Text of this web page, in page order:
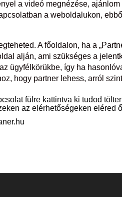
a videó megnézése,
a weboldalukon,
A főoldalon, ha a
alján, ami szükséges a
ügyfélkörükbe, így ha
hogy partner lehess, arról
fülre kattintva ki tudod
az elérhetőségeken eléred